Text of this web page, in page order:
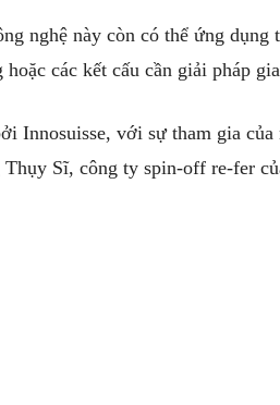
nghệ này còn có thể ứng
hoặc các kết cấu cần giải pháp
Innosuisse, với sự tham gia
Sĩ, công ty spin-off re-fer